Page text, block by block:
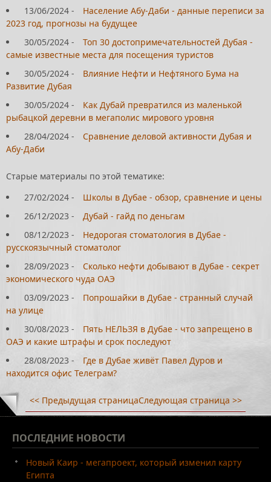
13/06/2024 -
Население Абу-Даби - данные переписи за
2023 год, прогнозы на будущее
30/05/2024 -
Топ 30 достопримечательностей Дубая -
самые известные места для посещения туристов
30/05/2024 -
Влияние Нефти и Нефтяного Бума на
Развитие Дубая
30/05/2024 -
Как Дубай превратился из маленькой
рыбацкой деревни в мегаполис мирового уровня
28/04/2024 -
Сравнение деловой активности Дубая и
Абу-Даби
Старые материалы по этой тематике:
27/02/2024 -
Школы в Дубае - обзор, сравнение и цены
26/12/2023 -
Дубай - гайд по деньгам
08/12/2023 -
Недорогая стоматология в Дубае -
русскоязычный стоматолог
28/09/2023 -
Сколько нефти добывают в Дубае - секрет
экономического чуда ОАЭ
03/09/2023 -
Попрошайки в Дубае - странный случай
на улице
30/08/2023 -
Пять НЕЛЬЗЯ в Дубае - что запрещено в
ОАЭ и какие штрафы и срок последуют
28/08/2023 -
Где в Дубае живёт Павел Дуров и
находится офис Телеграм?
<< Предыдущая страницаСледующая страница >>
ПОСЛЕДНИЕ НОВОСТИ
Новый Каир - мегапроект, который изменил карту
Египта